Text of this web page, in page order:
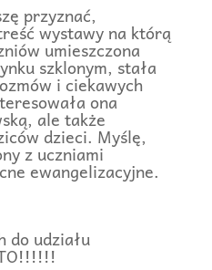
przyznać,
wystawy na którą
umieszczona
szklonym, stała
i ciekawych
ona
ale także
dzieci. Myślę,
z uczniami
ewangelizacyjne.
do udziału